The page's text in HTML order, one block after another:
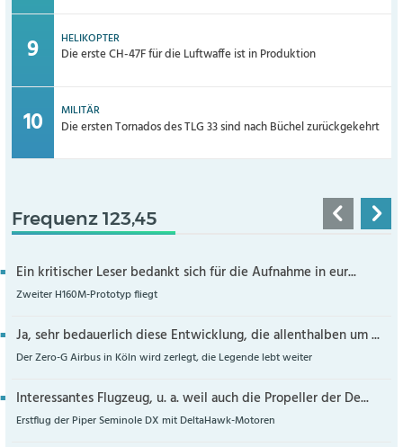
HELIKOPTER
Die erste CH-47F für die Luftwaffe ist in Produktion
MILITÄR
Die ersten Tornados des TLG 33 sind nach Büchel zurückgekehrt
Frequenz 123,45
Ein kritischer Leser bedankt sich für die Aufnahme in eur...
Zweiter H160M-Prototyp fliegt
Ja, sehr bedauerlich diese Entwicklung, die allenthalben um ...
Der Zero-G Airbus in Köln wird zerlegt, die Legende lebt weiter
Interessantes Flugzeug, u. a. weil auch die Propeller der De...
Erstflug der Piper Seminole DX mit DeltaHawk-Motoren